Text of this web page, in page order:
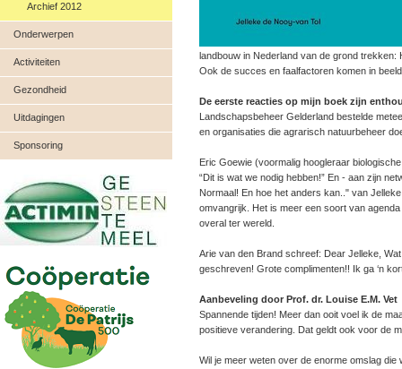
Archief 2012
Onderwerpen
Activiteiten
Gezondheid
Uitdagingen
Sponsoring
landbouw in Nederland van de grond trekken:
Ook de succes en faalfactoren komen in
De eerste reacties op mijn boek zijn
Landschapsbeheer Gelderland bestelde
en organisaties die agrarisch natuurbeheer
Eric Goewie (voormalig hoogleraar
“Dit is wat we nodig hebben!” En - aan zijn
Normaal! En hoe het anders kan.." van
omvangrijk. Het is meer een soort van
overal ter wereld.
Arie van den Brand schreef: Dear Jelleke,
geschreven! Grote complimenten!! Ik ga ‘n
Aanbeveling door Prof. dr. Louise E.M. Vet
Spannende tijden! Meer dan ooit voel ik de
positieve verandering. Dat geldt ook voor de
Wil je meer weten over de enorme omslag